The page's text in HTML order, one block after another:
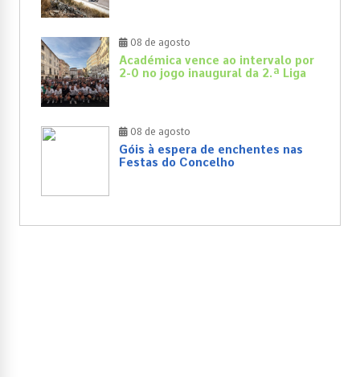
08 de agosto
Académica vence ao intervalo por
2-0 no jogo inaugural da 2.ª Liga
08 de agosto
Góis à espera de enchentes nas
Festas do Concelho